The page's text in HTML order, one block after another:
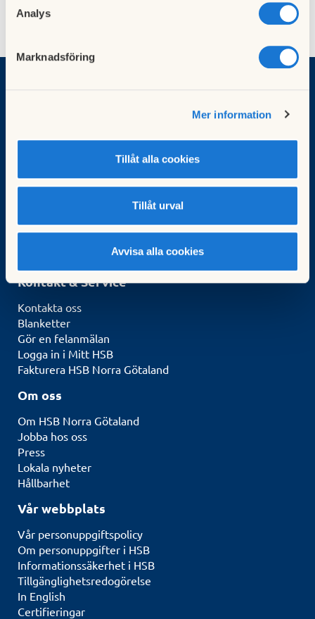
Analys
Marknadsföring
Mer information
Tillåt alla cookies
Tillåt urval
Avvisa alla cookies
Bli medlem
För brf:er
Köp fastighetsförvaltning
HSB-ledamot
Kurser för styrelseledamöter
Kontakt & Service
Kontakta oss
Blanketter
Gör en felanmälan
Logga in i Mitt HSB
Fakturera HSB Norra Götaland
Om oss
Om HSB Norra Götaland
Jobba hos oss
Press
Lokala nyheter
Hållbarhet
Vår webbplats
Vår personuppgiftspolicy
Om personuppgifter i HSB
Informationssäkerhet i HSB
Tillgänglighetsredogörelse
In English
Certifieringar